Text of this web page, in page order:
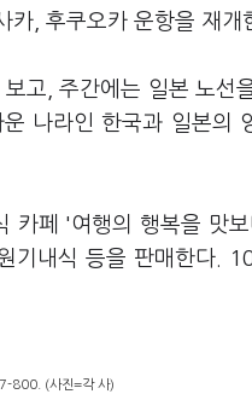
, 후쿠오카 운항을 재개
고, 주간에는 일본 노선
나라인 한국과 일본의
카페 '여행의 행복을 맛
기내식 등을 판매한다.
800. (사진=각 사)